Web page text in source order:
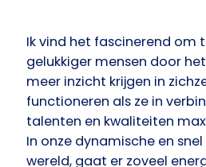
Ik vind het fascinerend om
gelukkiger mensen door
meer inzicht krijgen in
functioneren als ze in
talenten en kwaliteiten
In onze dynamische en
wereld, gaat er zoveel